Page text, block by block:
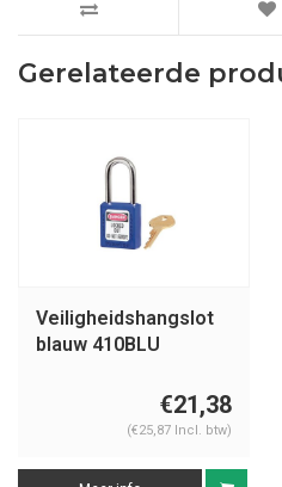
Gerelateerde
Veiligheidshangslot
blauw 410BLU
€21,38
(€25,87 Incl. btw)